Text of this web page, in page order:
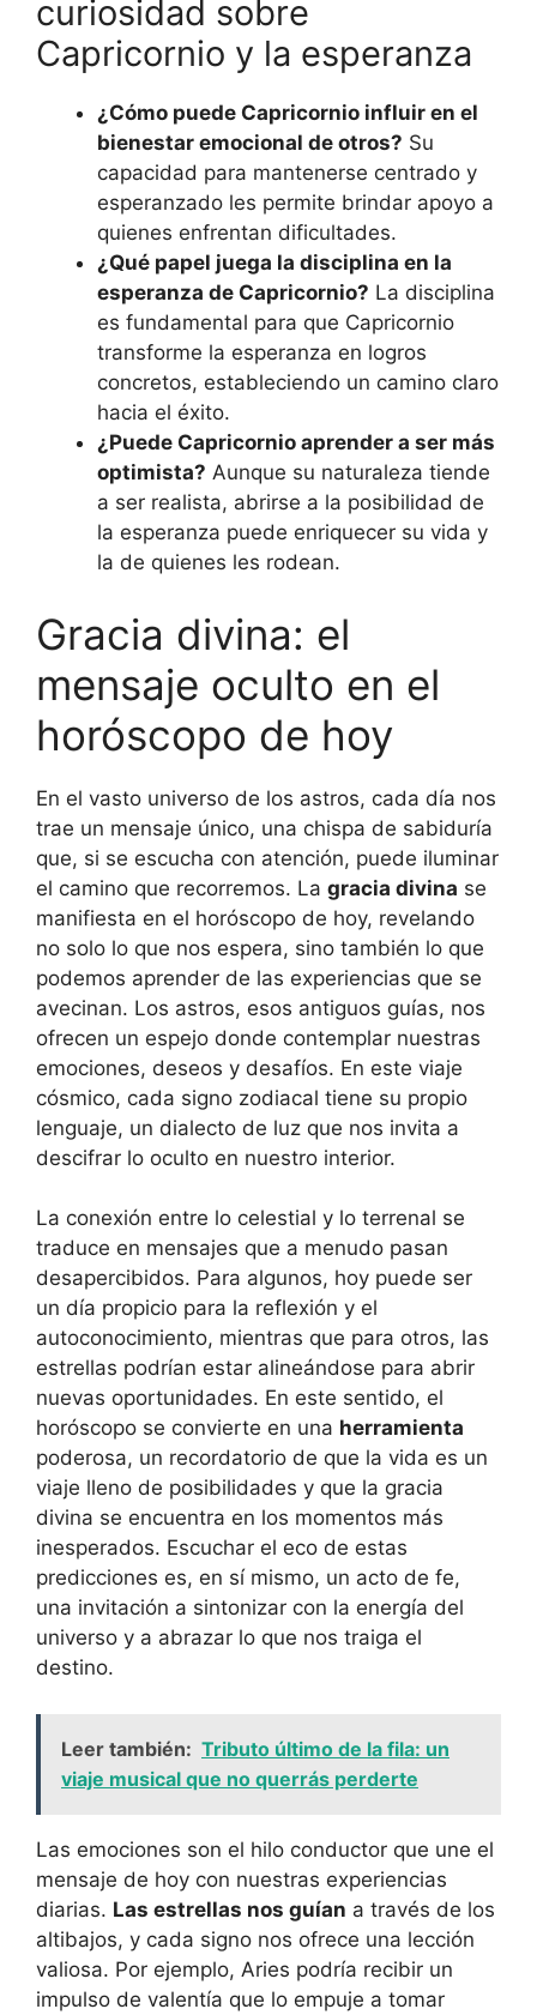
curiosidad sobre
Capricornio y la esperanza
¿Cómo puede Capricornio influir en el
bienestar emocional de otros? Su
capacidad para mantenerse centrado y
esperanzado les permite brindar apoyo a
quienes enfrentan dificultades.
¿Qué papel juega la disciplina en la
esperanza de Capricornio? La disciplina
es fundamental para que Capricornio
transforme la esperanza en logros
concretos, estableciendo un camino claro
hacia el éxito.
¿Puede Capricornio aprender a ser más
optimista? Aunque su naturaleza tiende
a ser realista, abrirse a la posibilidad de
la esperanza puede enriquecer su vida y
la de quienes les rodean.
Gracia divina: el
mensaje oculto en el
horóscopo de hoy
En el vasto universo de los astros, cada día nos
trae un mensaje único, una chispa de sabiduría
que, si se escucha con atención, puede iluminar
el camino que recorremos. La gracia divina se
manifiesta en el horóscopo de hoy, revelando
no solo lo que nos espera, sino también lo que
podemos aprender de las experiencias que se
avecinan. Los astros, esos antiguos guías, nos
ofrecen un espejo donde contemplar nuestras
emociones, deseos y desafíos. En este viaje
cósmico, cada signo zodiacal tiene su propio
lenguaje, un dialecto de luz que nos invita a
descifrar lo oculto en nuestro interior.
La conexión entre lo celestial y lo terrenal se
traduce en mensajes que a menudo pasan
desapercibidos. Para algunos, hoy puede ser
un día propicio para la reflexión y el
autoconocimiento, mientras que para otros, las
estrellas podrían estar alineándose para abrir
nuevas oportunidades. En este sentido, el
horóscopo se convierte en una herramienta
poderosa, un recordatorio de que la vida es un
viaje lleno de posibilidades y que la gracia
divina se encuentra en los momentos más
inesperados. Escuchar el eco de estas
predicciones es, en sí mismo, un acto de fe,
una invitación a sintonizar con la energía del
universo y a abrazar lo que nos traiga el
destino.
Leer también: Tributo último de la fila: un
viaje musical que no querrás perderte
Las emociones son el hilo conductor que une el
mensaje de hoy con nuestras experiencias
diarias. Las estrellas nos guían a través de los
altibajos, y cada signo nos ofrece una lección
valiosa. Por ejemplo, Aries podría recibir un
impulso de valentía que lo empuje a tomar